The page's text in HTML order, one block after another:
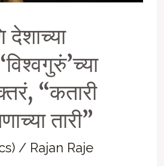
“कतारी
तारी”
/ Rajan Raje